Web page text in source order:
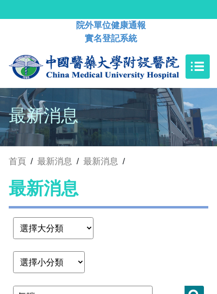
院外單位健康通報
實名登記系統
最新消息
首頁 / 最新消息 / 最新消息 /
最新消息